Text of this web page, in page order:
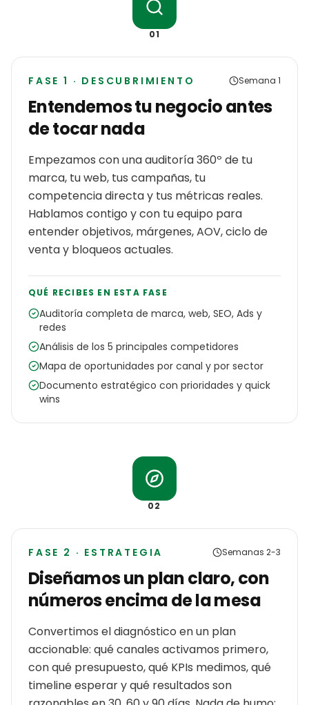
01
FASE 1 · DESCUBRIMIENTO Semana 1
Entendemos tu negocio antes
de tocar nada
Empezamos con una auditoría 360º de tu
marca, tu web, tus campañas, tu
competencia directa y tus métricas reales.
Hablamos contigo y con tu equipo para
entender objetivos, márgenes, AOV, ciclo de
venta y bloqueos actuales.
QUÉ RECIBES EN ESTA FASE
Auditoría completa de marca, web, SEO, Ads y
redes
Análisis de los 5 principales competidores
Mapa de oportunidades por canal y por sector
Documento estratégico con prioridades y quick
wins
02
FASE 2 · ESTRATEGIA Semanas 2-3
Diseñamos un plan claro, con
números encima de la mesa
Convertimos el diagnóstico en un plan
accionable: qué canales activamos primero,
con qué presupuesto, qué KPIs medimos, qué
timeline esperar y qué resultados son